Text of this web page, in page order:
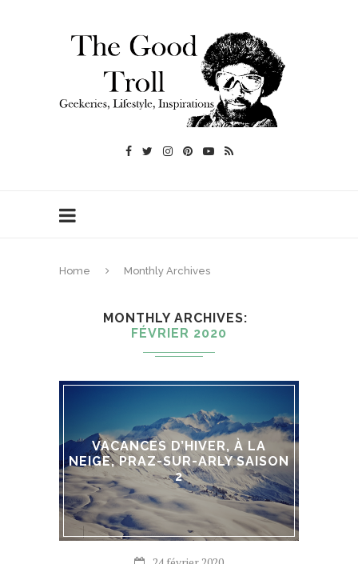
Home Monthly Archives
MONTHLY ARCHIVES
FÉVRIER 2020
VACANCES D’HIVER, À LA
NEIGE, PRAZ-SUR-ARLY SAISON
2